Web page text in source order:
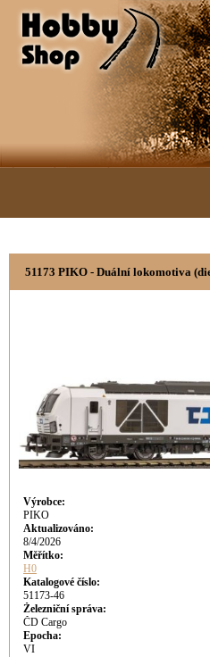
51173 PIKO - Duální lokomotiva
Výrobce:
PIKO
Aktualizováno:
8/4/2026
Měřítko:
H0
Katalogové číslo:
51173-46
Železniční správa:
ČD Cargo
Epocha:
VI